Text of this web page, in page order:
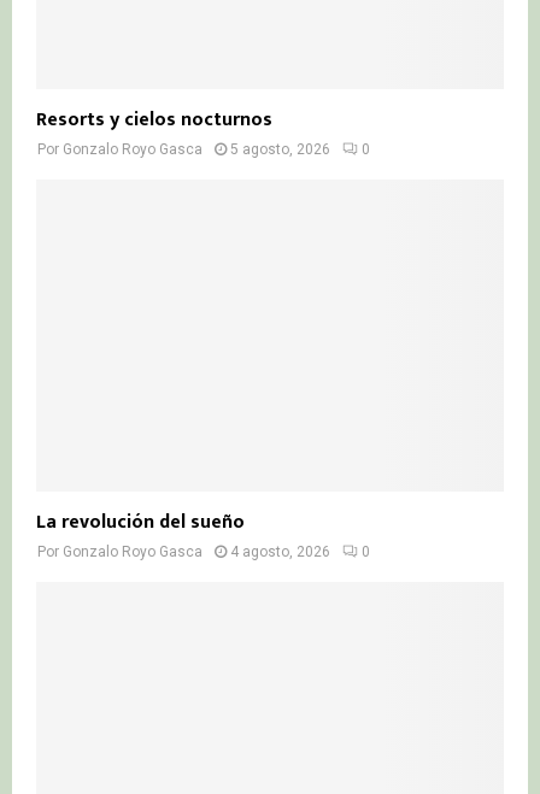
Resorts y cielos nocturnos
Por Gonzalo Royo Gasca 5 agosto, 2026 0
La revolución del sueño
Por Gonzalo Royo Gasca 4 agosto, 2026 0